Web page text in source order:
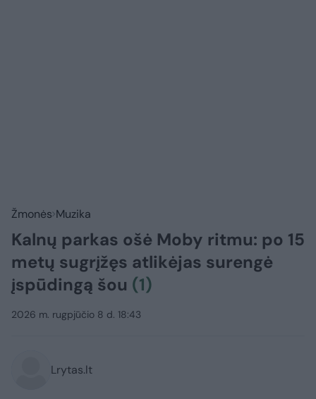
Žmonės Muzika
Kalnų parkas ošė Moby ritmu: po 15
metų sugrįžęs atlikėjas surengė
įspūdingą šou (1)
2026 m. rugpjūčio 8 d. 18:43
Lrytas.lt